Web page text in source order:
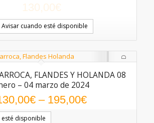
130,00€
Avisar cuando esté disponible
FLANDES Y HOLANDA 08
– 04 marzo de 2024
€– 195,00€
esté disponible